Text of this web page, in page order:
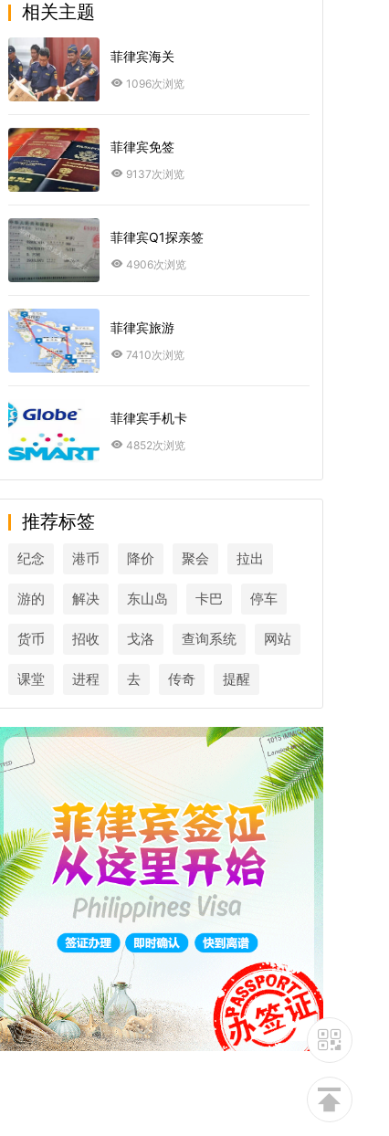
相关主题
菲律宾海关
1096次浏览
菲律宾免签
9137次浏览
菲律宾Q1探亲签
4906次浏览
菲律宾旅游
7410次浏览
菲律宾手机卡
4852次浏览
推荐标签
纪念 港币 降价 聚会 拉出
游的 解决 东山岛 卡巴 停车
货币 招收 戈洛 查询系统 网站
课堂 进程 去 传奇 提醒